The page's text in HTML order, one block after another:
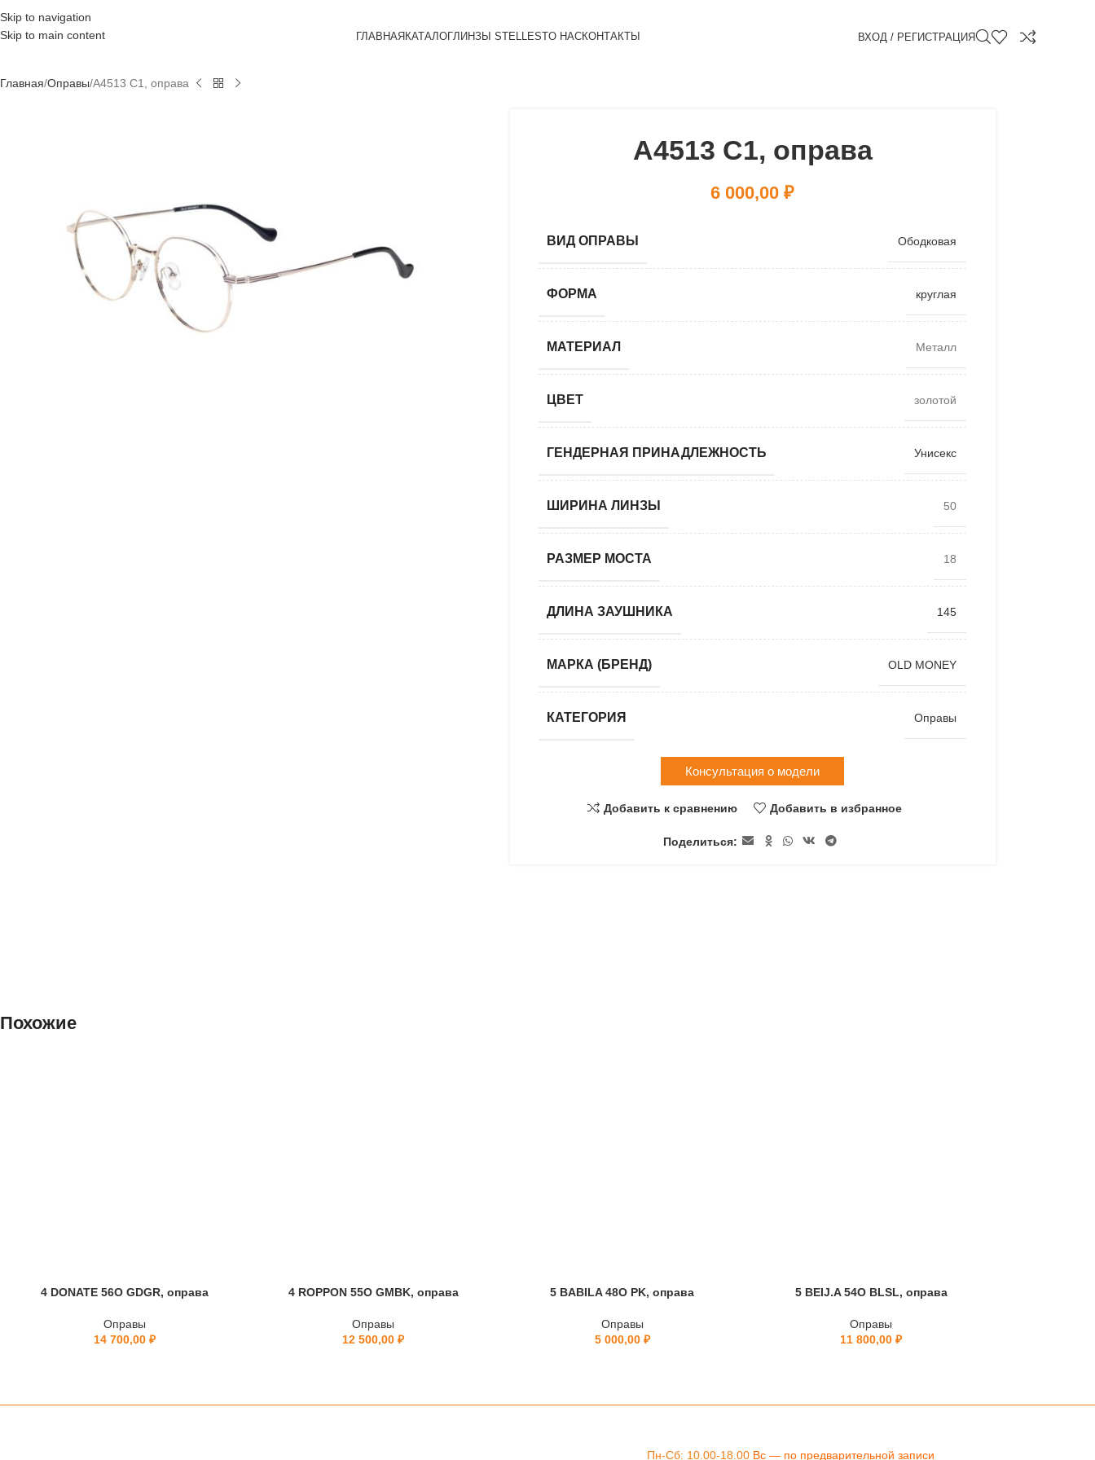
Skip to navigation
Skip to main content
ГЛАВНАЯ КАТАЛОГЛИНЗЫ STELLESTО НАСКОНТАКТЫ ВХОД / РЕГИСТРАЦИЯ
Главная Оправы A4513 C1, оправа
A4513 C1, оправа
6 000,00₽
ВИД ОПРАВЫ Ободковая
ФОРМА круглая
МАТЕРИАЛ Металл
ЦВЕТ золотой
ГЕНДЕРНАЯ ПРИНАДЛЕЖНОСТЬ Унисекс
ШИРИНА ЛИНЗЫ 50
РАЗМЕР МОСТА 18
ДЛИНА ЗАУШНИКА 145
МАРКА (БРЕНД) OLD MONEY
КАТЕГОРИЯ Оправы
Консультация о модели
Добавить к сравнению Добавить в избранное
Поделиться:
Похожие
4 DONATE 56O GDGR, оправа
Оправы
14 700,00 ₽
4 ROPPON 55O GMBK, оправа
Оправы
12 500,00₽
5 BABILA 48O PK, оправа
Оправы
5 000,00 ₽
5 BEIJ.A 54O BLSL, оправа
Оправы
11 800,00₽
Пн-Сб: 10.00-18.00 Вс — по предварительной записи